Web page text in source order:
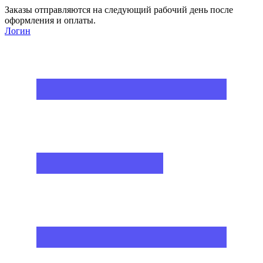
Заказы отправляются на следующий рабочий день после
оформления и оплаты.
Логин